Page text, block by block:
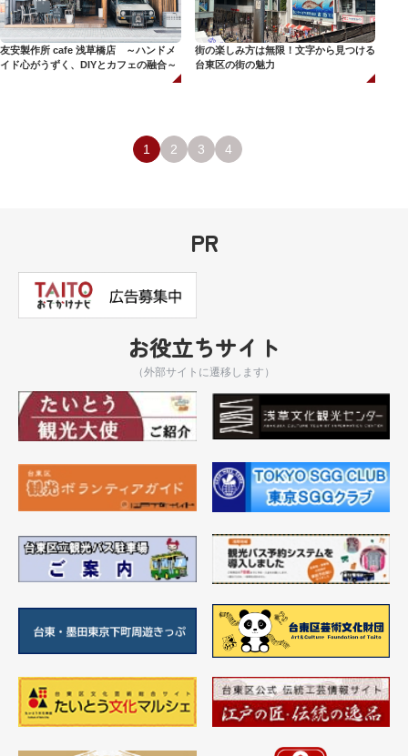
友安製作所 cafe 浅草橋店 ～ハンドメ
イド心がうずく、DIYとカフェの融合～
街の楽しみ方は無限！文字から見つける
台東区の街の魅力
1 2 3 4
PR
お役立ちサイト
（外部サイトに遷移します）